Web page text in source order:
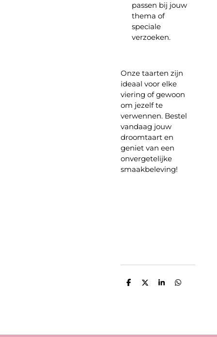
passen bij jouw
thema of
speciale
verzoeken.
Onze taarten zijn
ideaal voor elke
viering of gewoon
om jezelf te
verwennen. Bestel
vandaag jouw
droomtaart en
geniet van een
onvergetelijke
smaakbeleving!
D
D
S
D